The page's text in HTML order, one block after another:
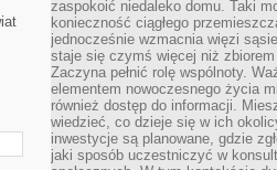
zaspokoić niedaleko domu. Taki
konieczność ciągłego
jednocześnie wzmacnia więzi
staje się czymś więcej niż zbiorem
Zaczyna pełnić rolę wspólnoty.
elementem nowoczesnego życia
również dostęp do informacji.
wiedzieć, co dzieje się w ich
inwestycje są planowane, gdzie
jaki sposób uczestniczyć w